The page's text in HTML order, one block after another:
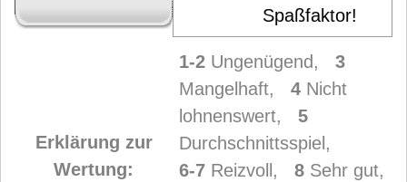
Spaßfaktor!
Erklärung zur
Wertung:
1-2 Ungenügend, 3
Mangelhaft, 4 Nicht
lohnenswert, 5
Durchschnittsspiel,
6-7 Reizvoll, 8 Sehr gut,